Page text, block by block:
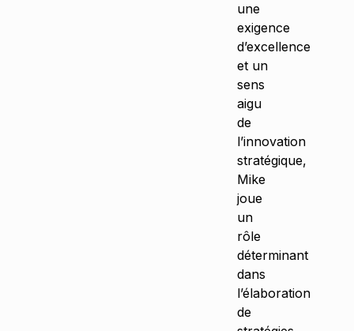
une
exigence
d’excellence
et un
sens
aigu
de
l’innovation
stratégique,
Mike
joue
un
rôle
déterminant
dans
l’élaboration
de